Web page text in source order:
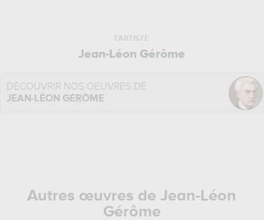
L'ARTISTE
Jean-Léon Gérôme
DÉCOUVRIR NOS OEUVRES DE
JEAN-LÉON GÉRÔME
Autres œuvres de Jean-Léon
Gérôme